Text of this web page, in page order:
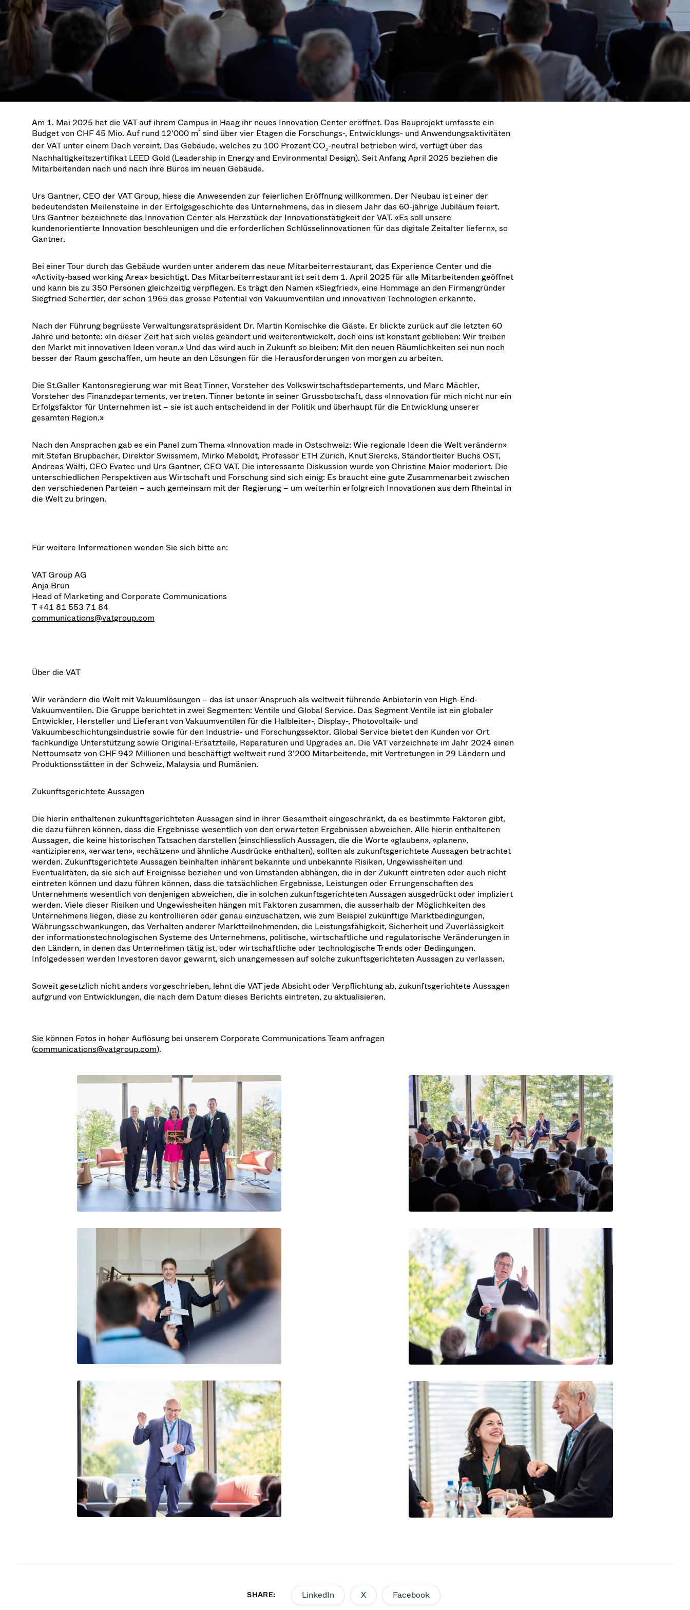
Progress. at Semicon India
2026
Tomorrow at Semicon Taiwan
2026
year 2026 Results
Ad hoc announcement pursuant to Art. 53
Acquisition of Atonarp
Ad hoc announcement pursuant to Art. 53
Pressure Relief / Venting Valves
Gas Dosing / Leak Valves
3 Position Vacuum Valves
Vacuum Check Valves
Fast Closing / Beam Stopper Valves
Vacuum All-Metal Valves
Vacuum Transfer Valves
Ion Implanting
CVD
OLED Inkjet Printing
Sub-fab Systems
Vacuum Drying
Vacuum Sterilization
Pharmaceutical Freeze Drying
Research
Your application
Investor Relations
Analyst coverage
Contact for investors
News services
Careers
Supply Chain Management
Downloads
Contact
Am 1. Mai 2025 hat die VAT auf ihrem Campus in Haag ihr neues Innovation Center eröffnet. Das Bauprojekt umfasste ein
Budget von CHF 45 Mio. Auf rund 12’000 m2 sind über vier Etagen die Forschungs-, Entwicklungs- und Anwendungsaktivitäten
der VAT unter einem Dach vereint. Das Gebäude, welches zu 100 Prozent CO2-neutral betrieben wird, verfügt über das
Nachhaltigkeitszertifikat LEED Gold (Leadership in Energy and Environmental Design). Seit Anfang April 2025 beziehen die
Mitarbeitenden nach und nach ihre Büros im neuen Gebäude.
Urs Gantner, CEO der VAT Group, hiess die Anwesenden zur feierlichen Eröffnung willkommen. Der Neubau ist einer der
bedeutendsten Meilensteine in der Erfolgsgeschichte des Unternehmens, das in diesem Jahr das 60-jährige Jubiläum feiert.
Urs Gantner bezeichnete das Innovation Center als Herzstück der Innovationstätigkeit der VAT. «Es soll unsere
kundenorientierte Innovation beschleunigen und die erforderlichen Schlüsselinnovationen für das digitale Zeitalter liefern», so
Gantner.
Bei einer Tour durch das Gebäude wurden unter anderem das neue Mitarbeiterrestaurant, das Experience Center und die
«Activity-based working Area» besichtigt. Das Mitarbeiterrestaurant ist seit dem 1. April 2025 für alle Mitarbeitenden geöffnet
und kann bis zu 350 Personen gleichzeitig verpflegen. Es trägt den Namen «Siegfried», eine Hommage an den Firmengründer
Siegfried Schertler, der schon 1965 das grosse Potential von Vakuumventilen und innovativen Technologien erkannte.
Nach der Führung begrüsste Verwaltungsratspräsident Dr. Martin Komischke die Gäste. Er blickte zurück auf die letzten 60
Jahre und betonte: «In dieser Zeit hat sich vieles geändert und weiterentwickelt, doch eins ist konstant geblieben: Wir treiben
den Markt mit innovativen Ideen voran.» Und das wird auch in Zukunft so bleiben: Mit den neuen Räumlichkeiten sei nun noch
besser der Raum geschaffen, um heute an den Lösungen für die Herausforderungen von morgen zu arbeiten.
Die St.Galler Kantonsregierung war mit Beat Tinner, Vorsteher des Volkswirtschaftsdepartements, und Marc Mächler,
Vorsteher des Finanzdepartements, vertreten. Tinner betonte in seiner Grussbotschaft, dass «Innovation für mich nicht nur ein
Erfolgsfaktor für Unternehmen ist – sie ist auch entscheidend in der Politik und überhaupt für die Entwicklung unserer
gesamten Region.»
Nach den Ansprachen gab es ein Panel zum Thema «Innovation made in Ostschweiz: Wie regionale Ideen die Welt verändern»
mit Stefan Brupbacher, Direktor Swissmem, Mirko Meboldt, Professor ETH Zürich, Knut Siercks, Standortleiter Buchs OST,
Andreas Wälti, CEO Evatec und Urs Gantner, CEO VAT. Die interessante Diskussion wurde von Christine Maier moderiert. Die
unterschiedlichen Perspektiven aus Wirtschaft und Forschung sind sich einig: Es braucht eine gute Zusammenarbeit zwischen
den verschiedenen Parteien – auch gemeinsam mit der Regierung – um weiterhin erfolgreich Innovationen aus dem Rheintal in
die Welt zu bringen.
Für weitere Informationen wenden Sie sich bitte an:
VAT Group AG
Anja Brun
Head of Marketing and Corporate Communications
T +41 81 553 71 84
communications@vatgroup.com
Über die VAT
Wir verändern die Welt mit Vakuumlösungen – das ist unser Anspruch als weltweit führende Anbieterin von High-End-
Vakuumventilen. Die Gruppe berichtet in zwei Segmenten: Ventile und Global Service. Das Segment Ventile ist ein globaler
Entwickler, Hersteller und Lieferant von Vakuumventilen für die Halbleiter-, Display-, Photovoltaik- und
Vakuumbeschichtungsindustrie sowie für den Industrie- und Forschungssektor. Global Service bietet den Kunden vor Ort
fachkundige Unterstützung sowie Original-Ersatzteile, Reparaturen und Upgrades an. Die VAT verzeichnete im Jahr 2024 einen
Nettoumsatz von CHF 942 Millionen und beschäftigt weltweit rund 3’200 Mitarbeitende, mit Vertretungen in 29 Ländern und
Produktionsstätten in der Schweiz, Malaysia und Rumänien.
Zukunftsgerichtete Aussagen
Die hierin enthaltenen zukunftsgerichteten Aussagen sind in ihrer Gesamtheit eingeschränkt, da es bestimmte Faktoren gibt,
die dazu führen können, dass die Ergebnisse wesentlich von den erwarteten Ergebnissen abweichen. Alle hierin enthaltenen
Aussagen, die keine historischen Tatsachen darstellen (einschliesslich Aussagen, die die Worte «glauben», «planen»,
«antizipieren», «erwarten», «schätzen» und ähnliche Ausdrücke enthalten), sollten als zukunftsgerichtete Aussagen betrachtet
werden. Zukunftsgerichtete Aussagen beinhalten inhärent bekannte und unbekannte Risiken, Ungewissheiten und
Eventualitäten, da sie sich auf Ereignisse beziehen und von Umständen abhängen, die in der Zukunft eintreten oder auch nicht
eintreten können und dazu führen können, dass die tatsächlichen Ergebnisse, Leistungen oder Errungenschaften des
Unternehmens wesentlich von denjenigen abweichen, die in solchen zukunftsgerichteten Aussagen ausgedrückt oder impliziert
werden. Viele dieser Risiken und Ungewissheiten hängen mit Faktoren zusammen, die ausserhalb der Möglichkeiten des
Unternehmens liegen, diese zu kontrollieren oder genau einzuschätzen, wie zum Beispiel zukünftige Marktbedingungen,
Währungsschwankungen, das Verhalten anderer Marktteilnehmenden, die Leistungsfähigkeit, Sicherheit und Zuverlässigkeit
der informationstechnologischen Systeme des Unternehmens, politische, wirtschaftliche und regulatorische Veränderungen in
den Ländern, in denen das Unternehmen tätig ist, oder wirtschaftliche oder technologische Trends oder Bedingungen.
Infolgedessen werden Investoren davor gewarnt, sich unangemessen auf solche zukunftsgerichteten Aussagen zu verlassen.
Soweit gesetzlich nicht anders vorgeschrieben, lehnt die VAT jede Absicht oder Verpflichtung ab, zukunftsgerichtete Aussagen
aufgrund von Entwicklungen, die nach dem Datum dieses Berichts eintreten, zu aktualisieren.
Sie können Fotos in hoher Auflösung bei unserem Corporate Communications Team anfragen
(communications@vatgroup.com).
SHARE: LinkedIn X Facebook